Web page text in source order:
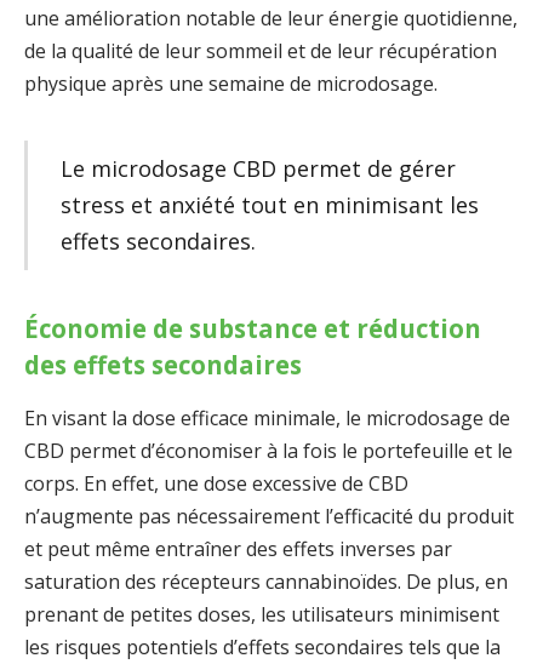
une amélioration notable de leur énergie quotidienne,
de la qualité de leur sommeil et de leur récupération
physique après une semaine de microdosage.
Le microdosage CBD permet de gérer
stress et anxiété tout en minimisant les
effets secondaires.
Économie de substance et réduction
des effets secondaires
En visant la dose efficace minimale, le microdosage de
CBD permet d’économiser à la fois le portefeuille et le
corps. En effet, une dose excessive de CBD
n’augmente pas nécessairement l’efficacité du produit
et peut même entraîner des effets inverses par
saturation des récepteurs cannabinoïdes. De plus, en
prenant de petites doses, les utilisateurs minimisent
les risques potentiels d’effets secondaires tels que la